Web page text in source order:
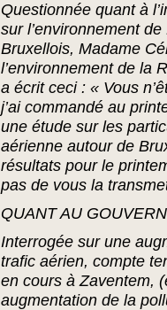
Questionnée quant à
sur l’environnement
Bruxellois, Madame
l’environnement de la
a écrit ceci : « Vous
j’ai commandé au
une étude sur les
aérienne autour de
résultats pour le
pas de vous la
QUANT AU
Interrogée sur une
trafic aérien, compte
en cours à Zaventem,
augmentation de la